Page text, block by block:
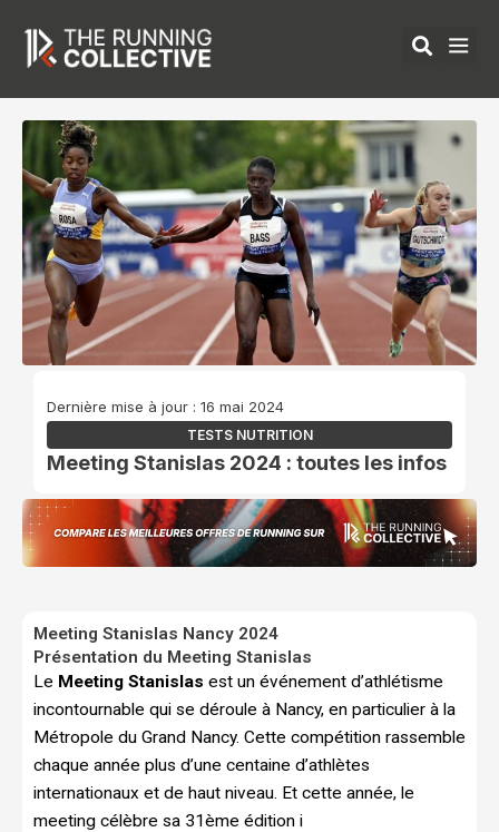
contenu
Dernière mise à jour : 16 mai 2024
TESTS NUTRITION
Meeting Stanislas 2024 : toutes les infos
Meeting Stanislas Nancy 2024
Présentation du Meeting Stanislas
Le Meeting Stanislas est un événement d’athlétisme
incontournable qui se déroule à Nancy, en particulier à la
Métropole du Grand Nancy. Cette compétition rassemble
chaque année plus d’une centaine d’athlètes
internationaux et de haut niveau. Et cette année, le
meeting célèbre sa 31ème édition i